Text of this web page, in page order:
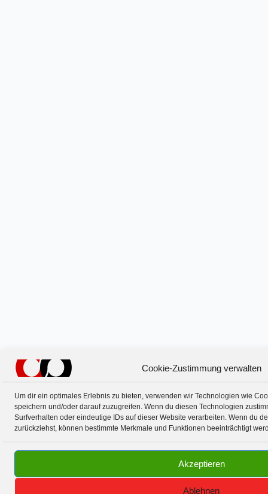
Cookie-Zustimmung verwalten
Um dir ein optimales Erlebnis zu bieten, verwenden wir Technologien wie
speichern und/oder darauf zuzugreifen. Wenn du diesen Technologien
Surfverhalten oder eindeutige IDs auf dieser Website verarbeiten. Wenn du
zurückziehst, können bestimmte Merkmale und Funktionen beeinträchtigt
Akzeptieren
Ablehnen